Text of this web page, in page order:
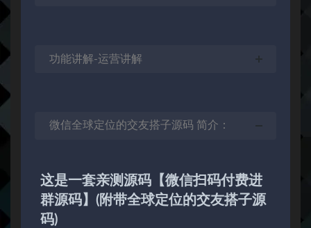
功能讲解-运营讲解
微信全球定位的交友搭子源码 简介：
这是一套亲测源码【微信扫码付费进
群源码】(附带全球定位的交友搭子源
码)